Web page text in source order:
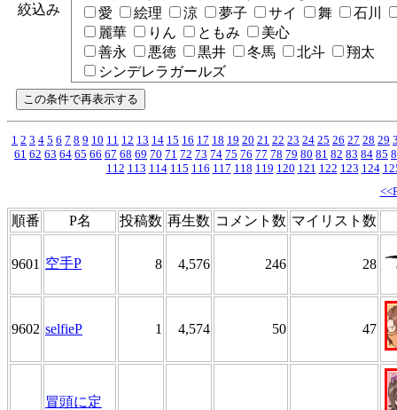
絞込み
愛
絵理 涼 夢子 サイ 舞
石川
麗華
りん ともみ
美心
善永
悪徳 黒井 冬馬 北斗
翔太
シンデレラガールズ
1 2 3 4 5 6 7 8 9 10 11 12 13 14 15 16 17 18 19 20 21 22 23 24 25 26 27 28 29
61 62 63 64 65 66 67 68 69 70 71 72 73 74 75 76 77 78 79 80 81 82 83 84 85
112 113 114 115 116 117 118 119 120 121 122 123 124
順番 P名 投稿数 再生数 コメント数 マイリスト数
9601 空手P 8 4,576 246 28
9602 selfieP 1 4,574 50 47
冒頭に定